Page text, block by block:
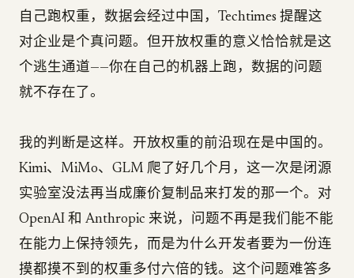
自己跑权重，数据会经过中国，Techtimes 提醒这
对企业是个真问题。但开放权重的意义恰恰就是这
个逃生通道——你在自己的机器上跑，数据的问题
就不存在了。
我的判断是这样。开放权重的前沿现在是中国的。
Kimi、MiMo、GLM 爬了好几个月，这一次是闭源
实验室没法再当成廉价复制品来打发的那一个。对
OpenAI 和 Anthropic 来说，问题不再是我们能不能
在能力上保持领先，而是为什么开发者要为一份连
摸都摸不到的权重多付六倍的钱。这个问题难答多